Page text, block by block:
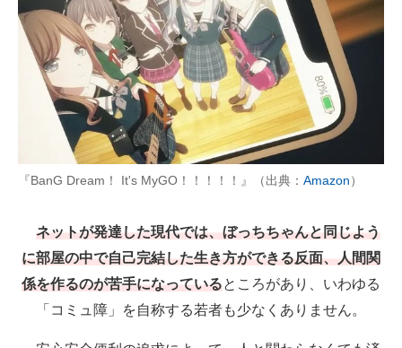
『BanG Dream！ It's MyGO！！！！！』（出典： Amazon）
ネットが発達した現代では、ぼっちちゃんと同じよう
に部屋の中で自己完結した生き方ができる反面、人間関
係を作るのが苦手になっているところがあり、いわゆる
「コミュ障」を自称する若者も少なくありません。